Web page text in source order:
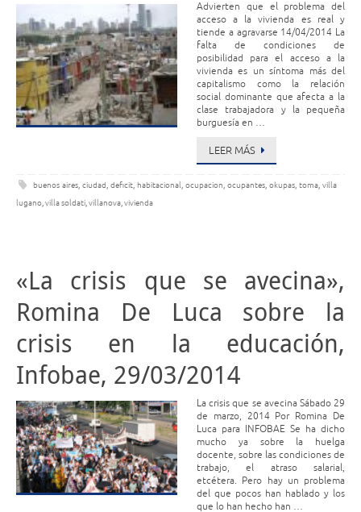
Advierten que el problema del
acceso a la vivienda es real y
tiende a agravarse 14/04/2014 La
falta de condiciones de
posibilidad para el acceso a la
vivienda es un síntoma más del
capitalismo como la relación
social dominante que afecta a la
clase trabajadora y la pequeña
burguesía en …
LEER MÁS
buenos aires,ciudad,deficit, habitacional,ocupacion,ocupantes,okupas,toma,villa
lugano,villa soldati,villanova,vivienda
«La crisis que se avecina»,
Romina De Luca sobre la
crisis en la educación,
Infobae, 29/03/2014
La crisis que se avecina Sábado 29
de marzo, 2014 Por Romina De
Luca para INFOBAE Se ha dicho
mucho ya sobre la huelga
docente, sobre las condiciones de
trabajo, el atraso salarial,
etcétera. Pero hay un problema
del que pocos han hablado y los
que lo han hecho han …